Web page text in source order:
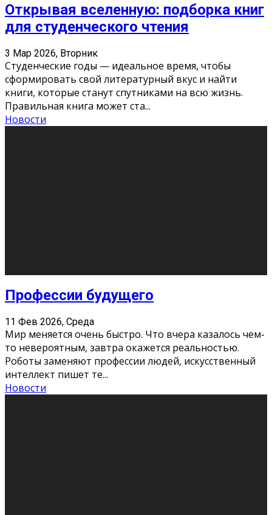
Открывая вселенную: подборка книг
для студенческого чтения
3 Мар 2026, Вторник
Студенческие годы — идеальное время, чтобы
сформировать свой литературный вкус и найти
книги, которые станут спутниками на всю жизнь.
Правильная книга может ста...
Новости
Как бороться со стрессом
11 Фев 2026, Среда
Стресс – нормальная реакция организма, когда
факторов, воздействующих на твой организм
больше, чем ресурсов. Есть советы, как бороться со
стрессовым состояни
Новости